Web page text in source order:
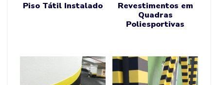
Piso Tátil Instalado
Revestimentos em
Quadras
Poliesportivas